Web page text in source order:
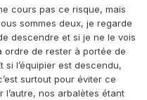
cours pas ce risque, mais
sommes deux, je regarde
descendre et si je ne le vois
ordre de rester à portée de
si l’équipier est descendu,
surtout pour éviter ce
l’autre, nos arbalètes étant